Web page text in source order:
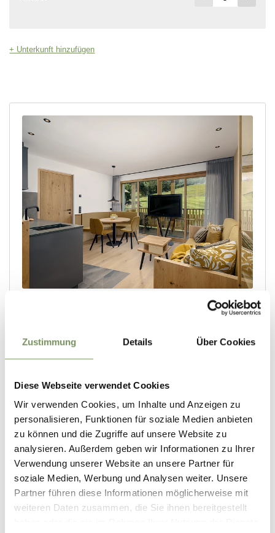
Zustimmung Details Über Cookies
Diese Webseite verwendet Cookies
Wir verwenden Cookies, um Inhalte und Anzeigen zu
personalisieren, Funktionen für soziale Medien anbieten
zu können und die Zugriffe auf unsere Website zu
analysieren. Außerdem geben wir Informationen zu Ihrer
Verwendung unserer Website an unsere Partner für
soziale Medien, Werbung und Analysen weiter. Unsere
Partner führen diese Informationen möglicherweise mit
weiteren Daten zusammen, die Sie ihnen bereitgestellt